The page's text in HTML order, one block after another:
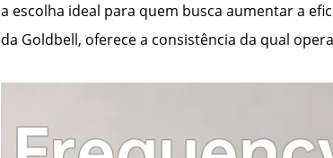
a escolha ideal para quem busca aumentar a
da Goldbell, oferece a consistência da qual